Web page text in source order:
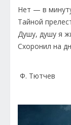
Нет — в
Тайной
Душу, душу я
Схоронил на
Ф. Тютчев